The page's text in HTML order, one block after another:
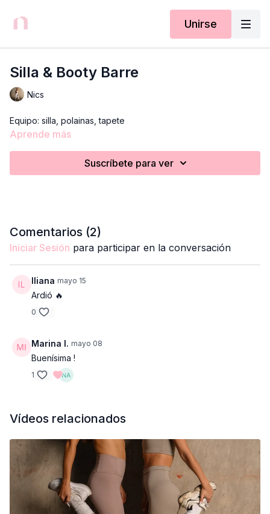
Unirse
Silla & Booty Barre
Nics
Equipo: silla, polainas, tapete
Aprende más
Suscríbete para ver
Comentarios (2)
Iniciar Sesión para participar en la conversación
Iliana mayo 15
Ardió 🔥
0
Marina I. mayo 08
Buenísima !
1
Vídeos relacionados